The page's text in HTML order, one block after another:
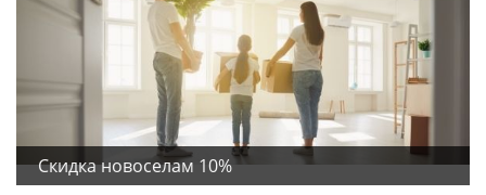
Скидка новоселам 10%